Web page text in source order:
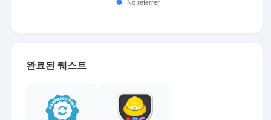
완료된 퀘스트